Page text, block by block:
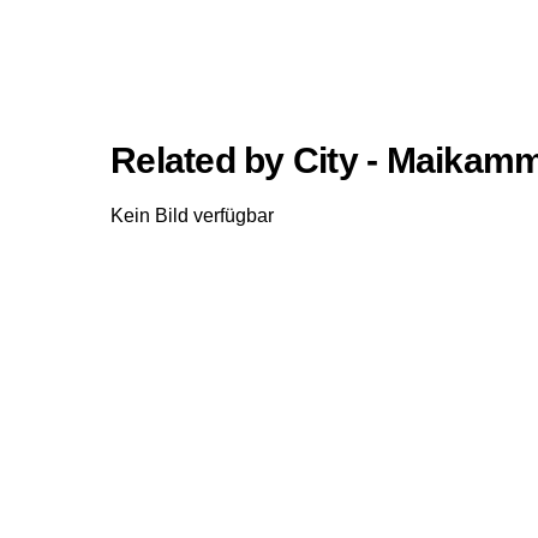
Related by City -
Kein Bild verfügbar